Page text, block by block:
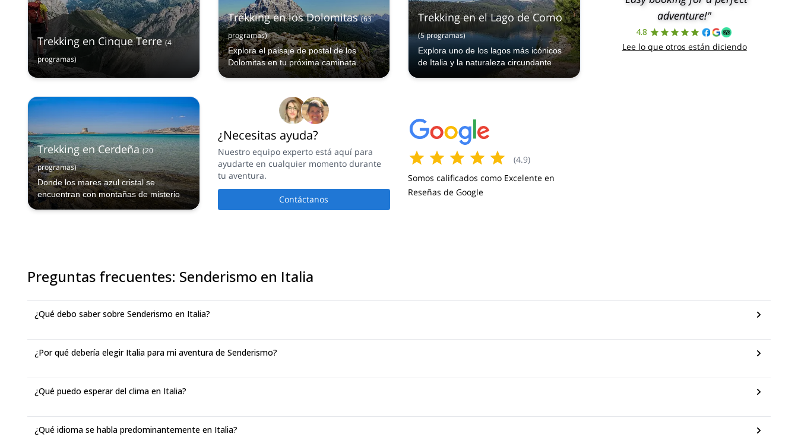
Trekking en Cinque Terre (4
programas)
Trekking en los Dolomitas (63
programas)
Explora el paisaje de postal de los
Dolomitas en tu próxima caminata.
Trekking en el Lago de Como
(5programas)
Explora uno de los lagos más icónicos
de Italia y la naturaleza circundante
adventure!"
4.8
Lee lo que otros están diciendo
Trekking en Cerdeña (20
programas)
Donde los mares azul cristal se
encuentran con montañas de misterio
¿Necesitas ayuda?
Nuestro equipo experto está aquí para
ayudarte en cualquier momento durante
tu aventura.
Contáctanos
(4.9)
Somos calificados como Excelente en
Reseñas de Google
Preguntas frecuentes: Senderismo en Italia
¿Qué debo saber sobre Senderismo en Italia?
¿Por qué debería elegir Italia para mi aventura de Senderismo?
¿Qué puedo esperar del clima en Italia?
¿Qué idioma se habla predominantemente en Italia?